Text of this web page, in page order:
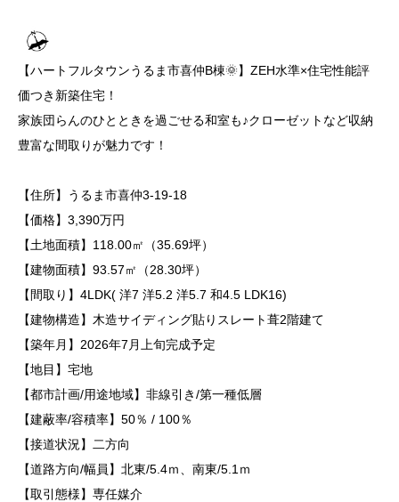
【ハートフルタウンうるま市喜仲B棟🌞】ZEH水準×住宅性能評
価つき新築住宅！
家族団らんのひとときを過ごせる和室も♪クローゼットなど収納
豊富な間取りが魅力です！
【住所】うるま市喜仲3-19-18
【価格】3,390万円
【土地面積】118.00㎡（35.69坪）
【建物面積】93.57㎡（28.30坪）
【間取り】4LDK( 洋7 洋5.2 洋5.7 和4.5 LDK16)
【建物構造】木造サイディング貼りスレート葺2階建て
【築年月】2026年7月上旬完成予定
【地目】宅地
【都市計画/用途地域】非線引き/第一種低層
【建蔽率/容積率】50％ / 100％
【接道状況】二方向
【道路方向/幅員】北東/5.4ｍ、南東/5.1ｍ
【取引態様】専任媒介